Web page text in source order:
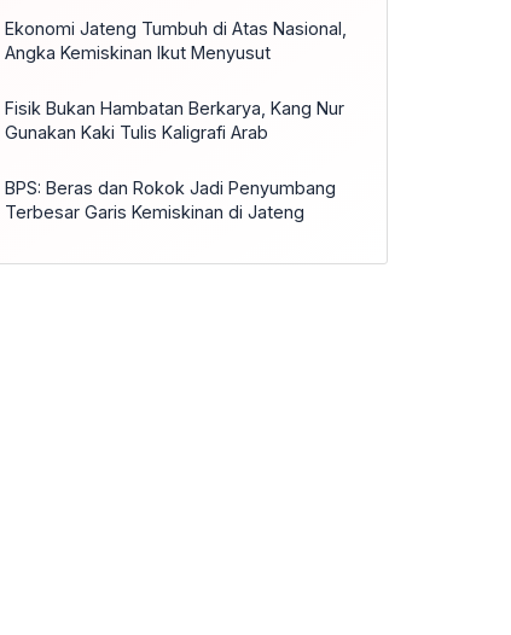
Ekonomi Jateng Tumbuh di Atas Nasional,
Angka Kemiskinan Ikut Menyusut
Fisik Bukan Hambatan Berkarya, Kang Nur
Gunakan Kaki Tulis Kaligrafi Arab
BPS: Beras dan Rokok Jadi Penyumbang
Terbesar Garis Kemiskinan di Jateng